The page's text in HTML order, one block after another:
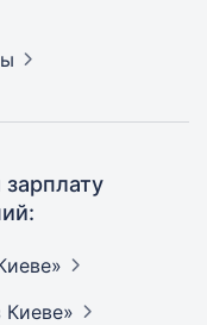
Киеве»